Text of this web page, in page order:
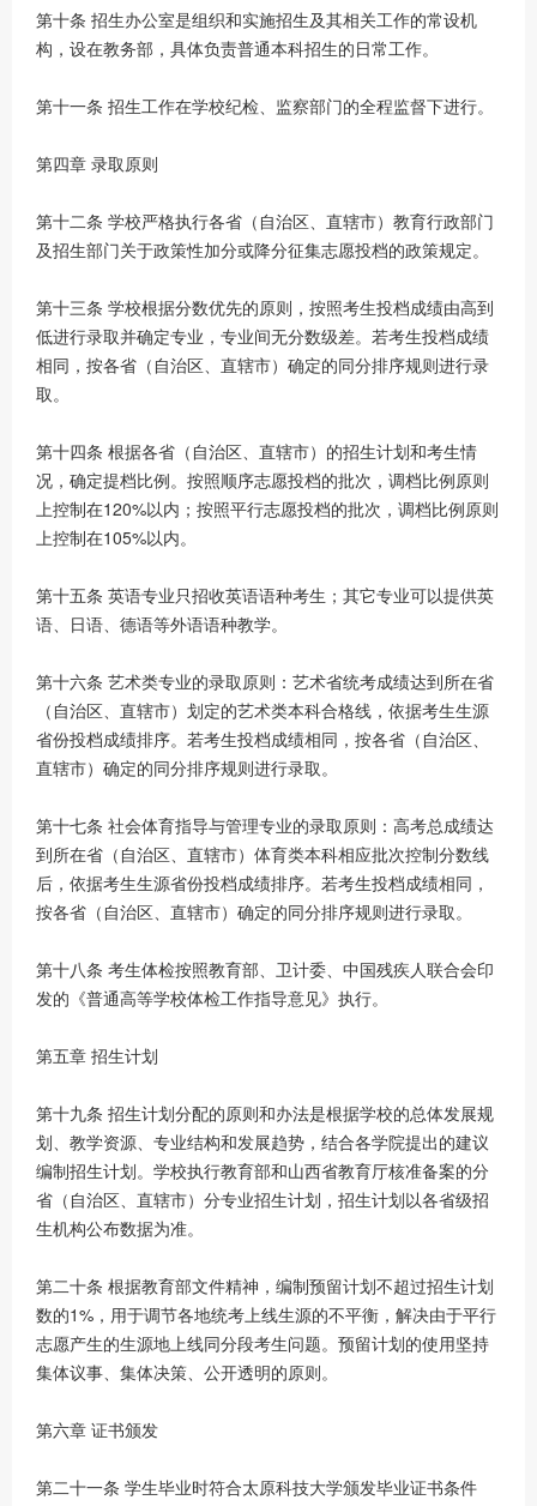
第十条 招生办公室是组织和实施招生及其相关工作的常设机
构，设在教务部，具体负责普通本科招生的日常工作。
第十一条 招生工作在学校纪检、监察部门的全程监督下进行。
第四章 录取原则
第十二条 学校严格执行各省（自治区、直辖市）教育行政部门
及招生部门关于政策性加分或降分征集志愿投档的政策规定。
第十三条 学校根据分数优先的原则，按照考生投档成绩由高到
低进行录取并确定专业，专业间无分数级差。若考生投档成绩
相同，按各省（自治区、直辖市）确定的同分排序规则进行录
取。
第十四条 根据各省（自治区、直辖市）的招生计划和考生情
况，确定提档比例。按照顺序志愿投档的批次，调档比例原则
上控制在120%以内；按照平行志愿投档的批次，调档比例原则
上控制在105%以内。
第十五条 英语专业只招收英语语种考生；其它专业可以提供英
语、日语、德语等外语语种教学。
第十六条 艺术类专业的录取原则：艺术省统考成绩达到所在省
（自治区、直辖市）划定的艺术类本科合格线，依据考生生源
省份投档成绩排序。若考生投档成绩相同，按各省（自治区、
直辖市）确定的同分排序规则进行录取。
第十七条 社会体育指导与管理专业的录取原则：高考总成绩达
到所在省（自治区、直辖市）体育类本科相应批次控制分数线
后，依据考生生源省份投档成绩排序。若考生投档成绩相同，
按各省（自治区、直辖市）确定的同分排序规则进行录取。
第十八条 考生体检按照教育部、卫计委、中国残疾人联合会印
发的《普通高等学校体检工作指导意见》执行。
第五章 招生计划
第十九条 招生计划分配的原则和办法是根据学校的总体发展规
划、教学资源、专业结构和发展趋势，结合各学院提出的建议
编制招生计划。学校执行教育部和山西省教育厅核准备案的分
省（自治区、直辖市）分专业招生计划，招生计划以各省级招
生机构公布数据为准。
第二十条 根据教育部文件精神，编制预留计划不超过招生计划
数的1%，用于调节各地统考上线生源的不平衡，解决由于平行
志愿产生的生源地上线同分段考生问题。预留计划的使用坚持
集体议事、集体决策、公开透明的原则。
第六章 证书颁发
第二十一条 学生毕业时符合太原科技大学颁发毕业证书条件